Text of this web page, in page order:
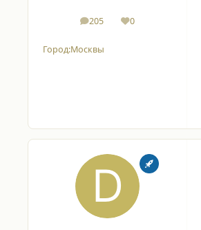
205
сообщения
0
Репутация
Город:Москвы